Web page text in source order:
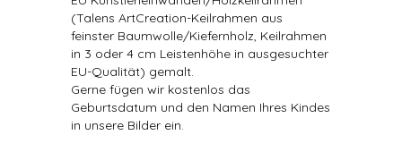
(Talens ArtCreation-Keilrahmen aus
feinster Baumwolle/Kiefernholz, Keilrahmen
in 3 oder 4 cm Leistenhöhe in ausgesuchter
EU-Qualität) gemalt.
Gerne fügen wir kostenlos das
Geburtsdatum und den Namen Ihres Kindes
in unsere Bilder ein.